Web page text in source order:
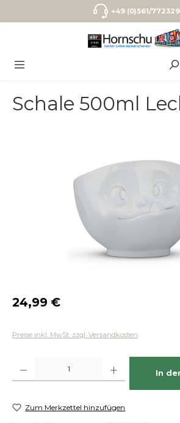
Zum Hauptinhalt springen+49 (0)561/772329
Schale 500ml
Regulärer Preis:
24,99 €
Preise inkl. MwSt. zzgl. Versandkosten
In
Zum Merkzettel hinzufügen